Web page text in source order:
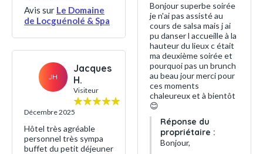
Avis sur Le Domaine
de Locguénolé & Spa
JH
Jacques
H.
Visiteur
Décembre 2025
Hôtel très agréable
personnel très sympa
buffet du petit déjeuner
Bonjour superbe soirée
je n'ai pas assisté au
cours de salsa mais j ai
pu danser l accueille à la
hauteur du lieux c était
ma deuxième soirée et
pourquoi pas un brunch
au beau jour merci pour
ces moments
chaleureux et à bientôt
😊
Réponse du
propriétaire :
Bonjour,